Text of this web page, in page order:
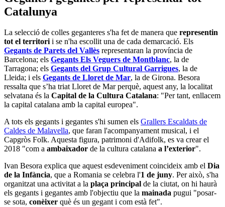
Catalunya
La selecció de colles geganteres s'ha fet de manera que representin
tot el territorii se n'ha escollit una de cada demarcació. Els
Gegants de Parets del Vallès representaran la província de
Barcelona; els Gegants Els Veguers de Montblanc, la de
Tarragona; els Gegants del Grup Cultural Garrigues, la de
Lleida; i els Gegants de Lloret de Mar, la de Girona. Besora
ressalta que s’ha triat Lloret de Mar perquè, aquest any, la localitat
selvatana és la Capital de la Cultura Catalana: "Per tant, enllacem
la capital catalana amb la capital europea".
A tots els gegants i gegantes s'hi sumen els Grallers Escaldats de
Caldes de Malavella, que faran l'acompanyament musical, i el
Capgròs Folk. Aquesta figura, patrimoni d'Adifolk, es va crear el
2018 "com a ambaixador de la cultura catalana a l’exterior".
Ivan Besora explica que aquest esdeveniment coincideix amb el Dia
de la Infància, que a Romania se celebra l'1 de juny. Per això, s'ha
organitzat una activitat a la plaça principal de la ciutat, on hi haurà
els gegants i gegantes amb l'objectiu que la mainada pugui "posar-
se sota, conèixer què és un gegant i com està fet".